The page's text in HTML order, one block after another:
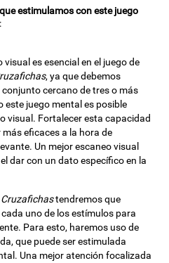
estimulamos con este juego
visual es esencial en el juego de
, ya que debemos
cercano de tres o más
este juego mental es posible
visual. Fortalecer esta capacidad
eficaces a la hora de
Un mejor escaneo visual
dar con un dato específico en la
Cruzafichastendremos que
uno de los estímulos para
Para esto, haremos uso de
que puede ser estimulada
Una mejor atención focalizada